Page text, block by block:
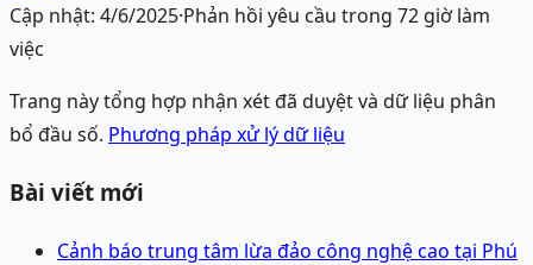
Cập nhật: 4/6/2025·Phản hồi yêu cầu trong 72 giờ làm
việc
Trang này tổng hợp nhận xét đã duyệt và dữ liệu phân
bổ đầu số. Phương pháp xử lý dữ liệu
Bài viết mới
Cảnh báo trung tâm lừa đảo công nghệ cao tại Phú